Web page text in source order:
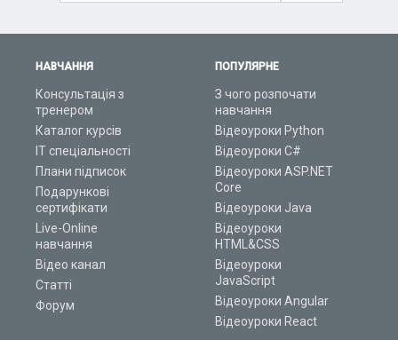
НАВЧАННЯ
Консультація з
тренером
Каталог курсів
ІТ спеціальності
Плани підписок
Подарункові
сертифікати
Live-Online
навчання
Відео канал
Статті
Форум
ПОПУЛЯРНЕ
З чого розпочати
навчання
Відеоуроки Python
Відеоуроки C#
Відеоуроки ASP.NET
Core
Відеоуроки Java
Відеоуроки
HTML&CSS
Відеоуроки
JavaScript
Відеоуроки Angular
Відеоуроки React